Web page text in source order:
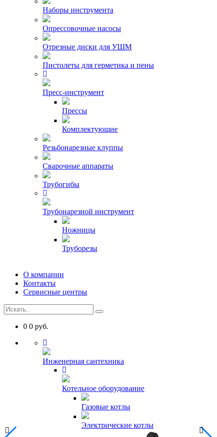
Наборы инструмента
Опрессовочные насосы
Отрезные диски для УШМ
Пистолеты для герметика и пены
Пресс-инструмент
Прессы
Комплектующие
Резьбонарезные клуппы
Сварочные аппараты
Трубогибы
Трубонарезной инструмент
Ножницы
Труборезы
О компании
Контакты
Сервисные центры
0 0 руб.
Инженерная сантехника
Котельное оборудование
Газовые котлы
Электрические котлы